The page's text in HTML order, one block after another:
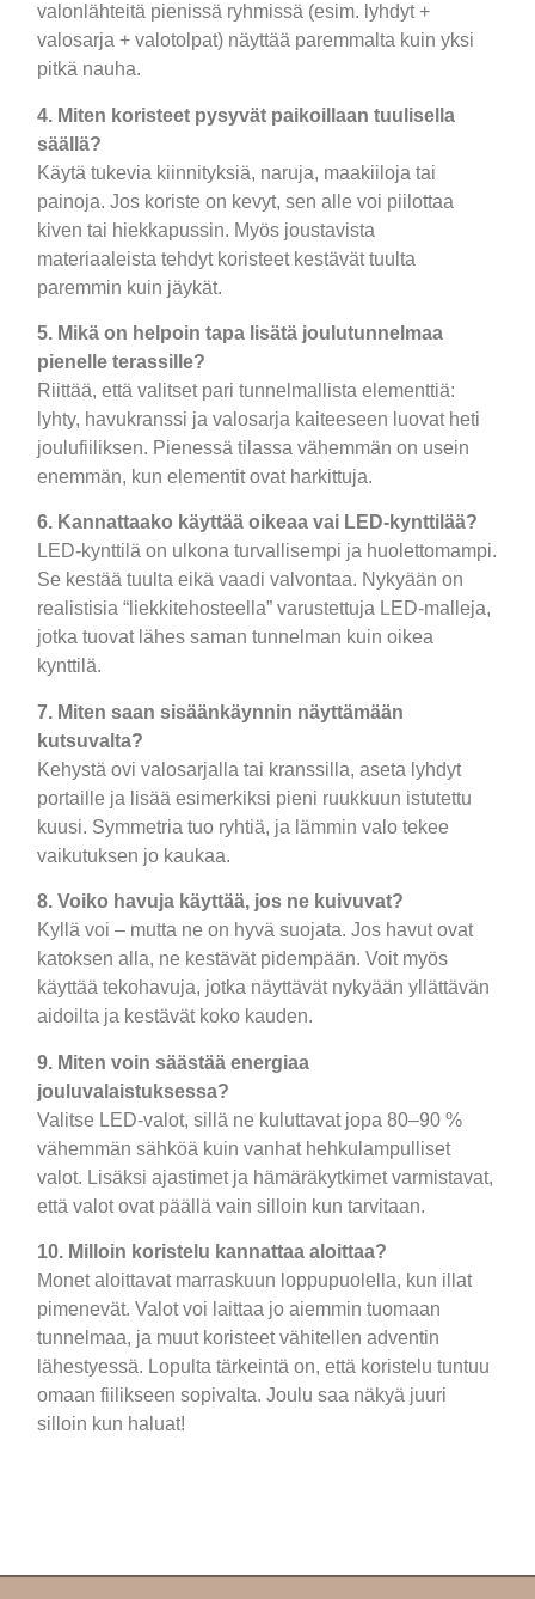
valonlähteitä pienissä ryhmissä (esim. lyhdyt +
valosarja + valotolpat) näyttää paremmalta kuin yksi
pitkä nauha.
4. Miten koristeet pysyvät paikoillaan tuulisella
säällä?
Käytä tukevia kiinnityksiä, naruja, maakiiloja tai
painoja. Jos koriste on kevyt, sen alle voi piilottaa
kiven tai hiekkapussin. Myös joustavista
materiaaleista tehdyt koristeet kestävät tuulta
paremmin kuin jäykät.
5. Mikä on helpoin tapa lisätä joulutunnelmaa
pienelle terassille?
Riittää, että valitset pari tunnelmallista elementtiä:
lyhty, havukranssi ja valosarja kaiteeseen luovat heti
joulufiiliksen. Pienessä tilassa vähemmän on usein
enemmän, kun elementit ovat harkittuja.
6. Kannattaako käyttää oikeaa vai LED-kynttilää?
LED-kynttilä on ulkona turvallisempi ja huolettomampi.
Se kestää tuulta eikä vaadi valvontaa. Nykyään on
realistisia “liekkitehosteella” varustettuja LED-malleja,
jotka tuovat lähes saman tunnelman kuin oikea
kynttilä.
7. Miten saan sisäänkäynnin näyttämään
kutsuvalta?
Kehystä ovi valosarjalla tai kranssilla, aseta lyhdyt
portaille ja lisää esimerkiksi pieni ruukkuun istutettu
kuusi. Symmetria tuo ryhtiä, ja lämmin valo tekee
vaikutuksen jo kaukaa.
8. Voiko havuja käyttää, jos ne kuivuvat?
Kyllä voi – mutta ne on hyvä suojata. Jos havut ovat
katoksen alla, ne kestävät pidempään. Voit myös
käyttää tekohavuja, jotka näyttävät nykyään yllättävän
aidoilta ja kestävät koko kauden.
9. Miten voin säästää energiaa
jouluvalaistuksessa?
Valitse LED-valot, sillä ne kuluttavat jopa 80–90 %
vähemmän sähköä kuin vanhat hehkulampulliset
valot. Lisäksi ajastimet ja hämäräkytkimet varmistavat,
että valot ovat päällä vain silloin kun tarvitaan.
10. Milloin koristelu kannattaa aloittaa?
Monet aloittavat marraskuun loppupuolella, kun illat
pimenevät. Valot voi laittaa jo aiemmin tuomaan
tunnelmaa, ja muut koristeet vähitellen adventin
lähestyessä. Lopulta tärkeintä on, että koristelu tuntuu
omaan fiilikseen sopivalta. Joulu saa näkyä juuri
silloin kun haluat!